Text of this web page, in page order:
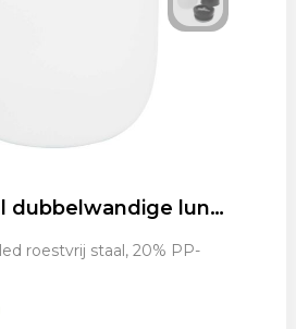
Supo 480 ml dubbelwandige lunchpot van gerecycled roestvrij staal met opvouwbare lepel
roestvrij staal, 20% PP-